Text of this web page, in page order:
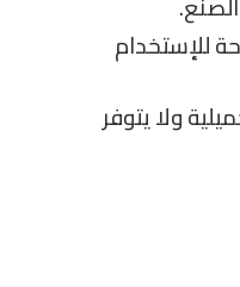
للإستخدام
ولا يتوفر